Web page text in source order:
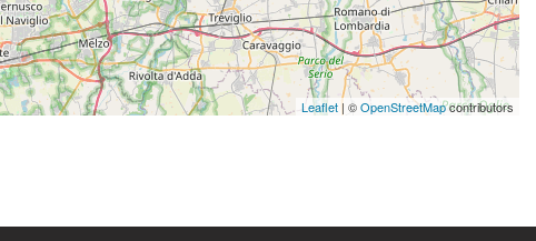
Leaflet | ©OpenStreetMapcontributors